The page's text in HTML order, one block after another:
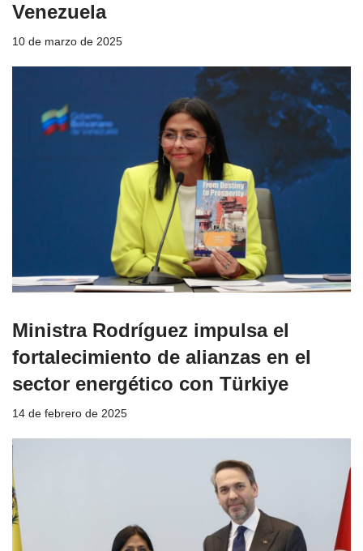
Venezuela
10 de marzo de 2025
Ministra Rodríguez impulsa el
fortalecimiento de alianzas en el
sector energético con Türkiye
14 de febrero de 2025